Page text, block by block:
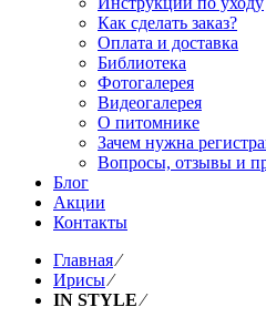
Как сделать заказ?
Оплата и доставка
Библиотека
Фотогалерея
Видеогалерея
О питомнике
Зачем нужна
Вопросы, отзывы и
Блог
Акции
Контакты
Главная⁄
Ирисы⁄
IN STYLE⁄